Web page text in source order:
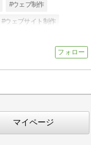
#ウェブ制作
#ウェブサイト制作
マイページ